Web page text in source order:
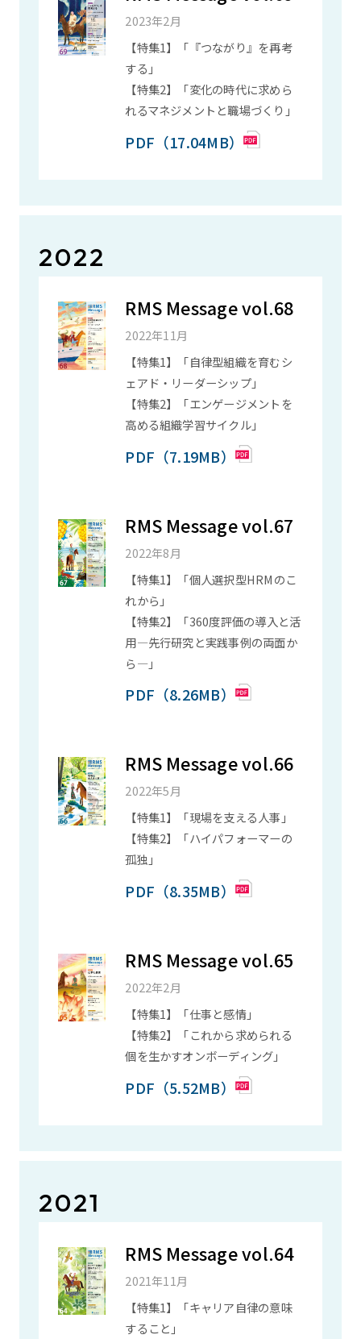
2023年2月
【特集1】「『つながり』を再考
する」
【特集2】「変化の時代に求めら
れるマネジメントと職場づくり」
PDF（17.04MB）
2022
RMS Message vol.68
2022年11月
【特集1】「自律型組織を育むシ
ェアド・リーダーシップ」
【特集2】「エンゲージメントを
高める組織学習サイクル」
PDF（7.19MB）
RMS Message vol.67
2022年8月
【特集1】「個人選択型HRMのこ
れから」
【特集2】「360度評価の導入と活
用―先行研究と実践事例の両面か
ら―」
PDF（8.26MB）
RMS Message vol.66
2022年5月
【特集1】「現場を支える人事」
【特集2】「ハイパフォーマーの
孤独」
PDF（8.35MB）
RMS Message vol.65
2022年2月
【特集1】「仕事と感情」
【特集2】「これから求められる
個を生かすオンボーディング」
PDF（5.52MB）
2021
RMS Message vol.64
2021年11月
【特集1】「キャリア自律の意味
すること」